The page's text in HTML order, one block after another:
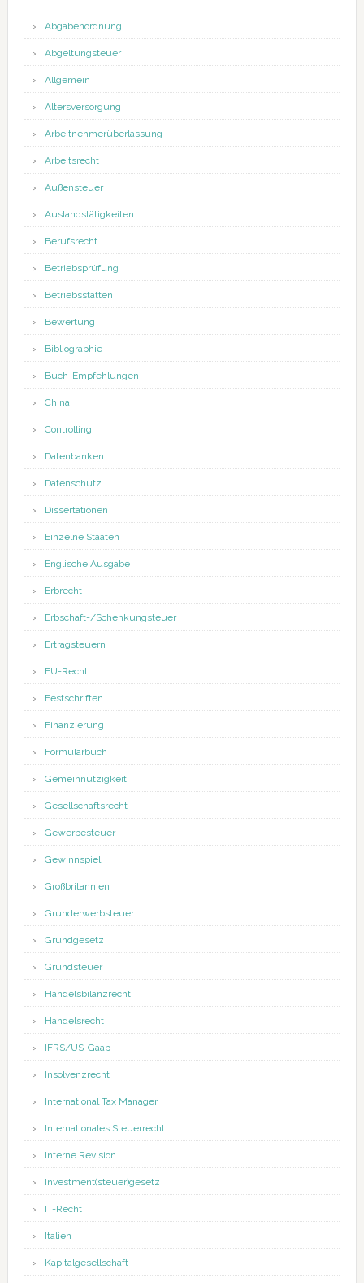
Abgabenordnung
Abgeltungsteuer
Allgemein
Altersversorgung
Arbeitnehmerüberlassung
Arbeitsrecht
Außensteuer
Auslandstätigkeiten
Berufsrecht
Betriebsprüfung
Betriebsstätten
Bewertung
Bibliographie
Buch-Empfehlungen
China
Controlling
Datenbanken
Datenschutz
Dissertationen
Einzelne Staaten
Englische Ausgabe
Erbrecht
Erbschaft-/Schenkungsteuer
Ertragsteuern
EU-Recht
Festschriften
Finanzierung
Formularbuch
Gemeinnützigkeit
Gesellschaftsrecht
Gewerbesteuer
Gewinnspiel
Großbritannien
Grunderwerbsteuer
Grundgesetz
Grundsteuer
Handelsbilanzrecht
Handelsrecht
IFRS/US-Gaap
Insolvenzrecht
International Tax Manager
Internationales Steuerrecht
Interne Revision
Investment(steuer)gesetz
IT-Recht
Italien
Kapitalgesellschaft